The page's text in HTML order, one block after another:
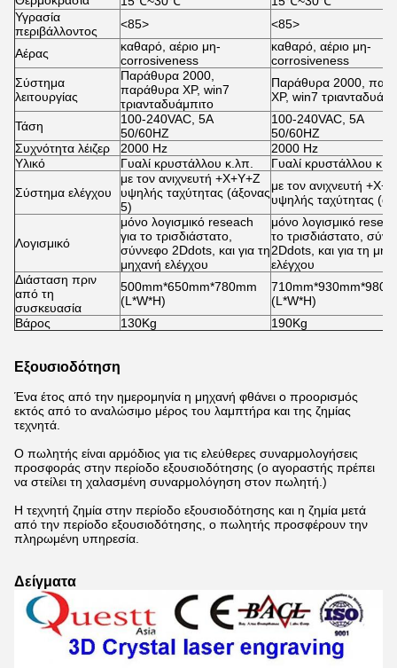
Υγρασία
περιβάλλοντος
<85> <85>
Αέρας
καθαρό, αέριο μη-
corrosiveness
καθαρό, αέριο μη-
corrosiveness
Σύστημα
λειτουργίας
Παράθυρα 2000,
παράθυρα XP, win7
τριανταδυάμπιτο
Παράθυρα 2000,
XP, win7
Τάση
100-240VAC, 5A
50/60HZ
100-240VAC, 5A
50/60HZ
Συχνότητα λέιζερ
2000 Hz
2000 Hz
Υλικό
Γυαλί κρυστάλλου κ.λπ. Γυαλί κρυστάλλου
Σύστημα ελέγχου
με τον ανιχνευτή +X+Y+Z
υψηλής ταχύτητας (άξονας
5)
με τον ανιχνευτή
υψηλής ταχύτητας
Λογισμικό
μόνο λογισμικό reseach
για το τρισδιάστατο,
σύννεφο 2Ddots, και για τη
μηχανή ελέγχου
μόνο λογισμικό
το τρισδιάστατο,
2Ddots, και για τη
ελέγχου
Διάσταση πριν
από τη
συσκευασία
500mm*650mm*780mm
(L*W*H)
(L*W*H)
Βάρος
130Kg 190Kg
Εξουσιοδότηση
Ένα έτος από την ημερομηνία η μηχανή φθάνει ο προορισμός
εκτός από το αναλώσιμο μέρος του λαμπτήρα και της ζημίας
τεχνητά.
Ο πωλητής είναι αρμόδιος για τις ελεύθερες συναρμολογήσεις
προσφοράς στην περίοδο εξουσιοδότησης (ο αγοραστής πρέπει
να στείλει τη χαλασμένη συναρμολόγηση στον πωλητή.)
Η τεχνητή ζημία στην περίοδο εξουσιοδότησης και η ζημία μετά
από την περίοδο εξουσιοδότησης, ο πωλητής προσφέρουν την
πληρωμένη υπηρεσία.
Δείγματα